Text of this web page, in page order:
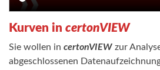
Kurven in certonVIEW
Sie wollen in certonVIEW zur
abgeschlossenen